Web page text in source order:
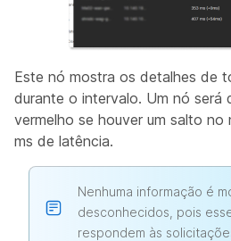
Este nó mostra os detalhes de
durante o intervalo. Um nó será
vermelho se houver um salto
ms de latência.
Nenhuma informação é
desconhecidos, pois
respondem às